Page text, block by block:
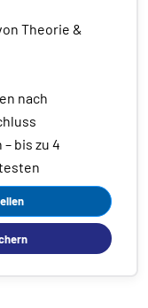
Theorie &
nach
bis zu 4